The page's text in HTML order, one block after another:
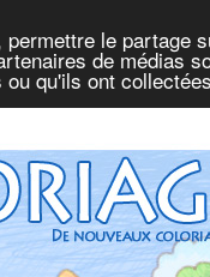
le partage
de médias
qu'ils ont